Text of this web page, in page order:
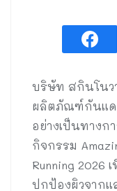
บริษัท สกินโนว
ผลิตภัณฑ์กันแด
อย่างเป็นทางก
กิจกรรม
Running 2026
ปกป้องผิวจาก